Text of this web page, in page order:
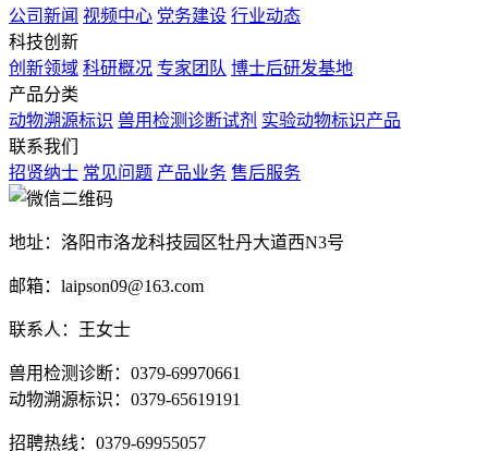
公司新闻 视频中心 党务建设 行业动态
科技创新
创新领域 科研概况 专家团队 博士后研发基地
产品分类
动物溯源标识 兽用检测诊断试剂 实验动物标识产品
联系我们
招贤纳士 常见问题 产品业务 售后服务
地址：洛阳市洛龙科技园区牡丹大道西N3号
邮箱：laipson09@163.com
联系人：王女士
兽用检测诊断：0379-69970661
动物溯源标识：0379-65619191
招聘热线：0379-69955057